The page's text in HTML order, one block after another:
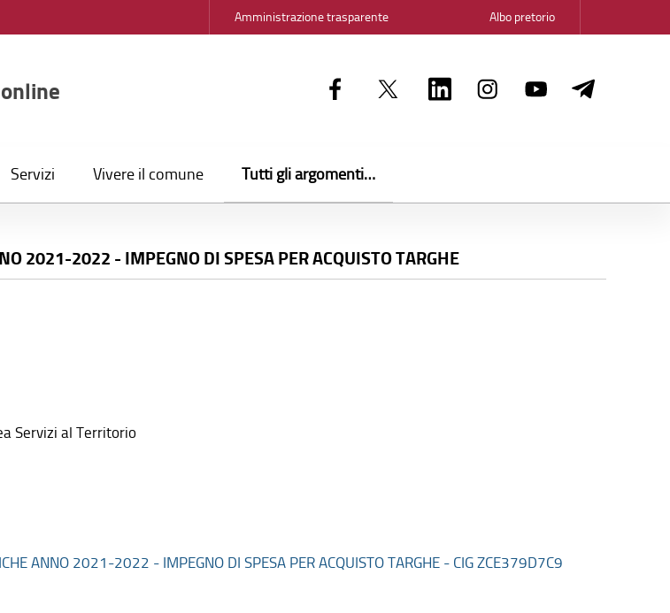
Amministrazione trasparente Albo pretorio
Servizi Vivere il comune Tutti gli argomenti…
2021-2022 - IMPEGNO DI SPESA PER ACQUISTO TARGHE
Servizi al Territorio
ANNO 2021-2022 - IMPEGNO DI SPESA PER ACQUISTO TARGHE - CIG ZCE379D7C9